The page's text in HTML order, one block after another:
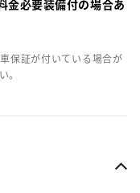
金必要装備付の場合あ
保証が付いている場合が
。